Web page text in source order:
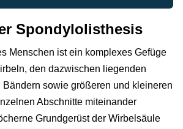
Spondylolisthesis
Menschen ist ein komplexes Gefüge
den dazwischen liegenden
Bändern sowie größeren und kleineren
Abschnitte miteinander
Grundgerüst der Wirbelsäule